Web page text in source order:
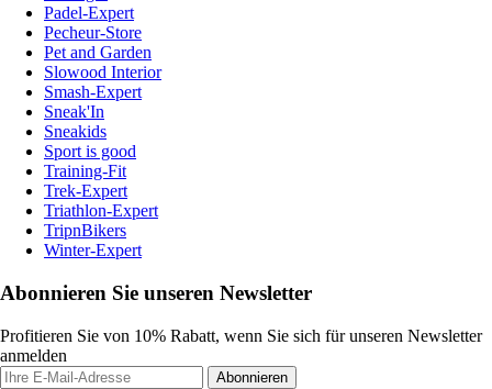
Padel-Expert
Pecheur-Store
Pet and Garden
Slowood Interior
Smash-Expert
Sneak'In
Sneakids
Sport is good
Training-Fit
Trek-Expert
Triathlon-Expert
TripnBikers
Winter-Expert
Abonnieren Sie unseren Newsletter
Profitieren Sie von 10% Rabatt, wenn Sie sich für unseren Newsletter
anmelden
Abonnieren